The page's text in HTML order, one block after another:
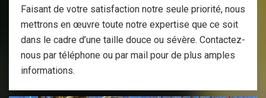
Faisant de votre satisfaction notre seule priorité, nous
mettrons en œuvre toute notre expertise que ce soit
dans le cadre d’une taille douce ou sévère. Contactez-
nous par téléphone ou par mail pour de plus amples
informations.